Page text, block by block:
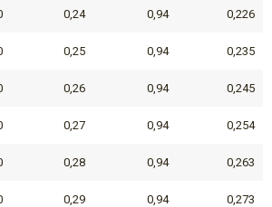
0,24 0,94 0,226
0,25 0,94 0,235
0,26 0,94 0,245
0,27 0,94 0,254
0,28 0,94 0,263
0,29 0,94 0,273